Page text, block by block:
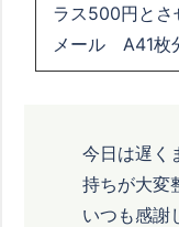
ラス500円とさ
メール A41
今日は遅く
持ちが大変
いつも感謝